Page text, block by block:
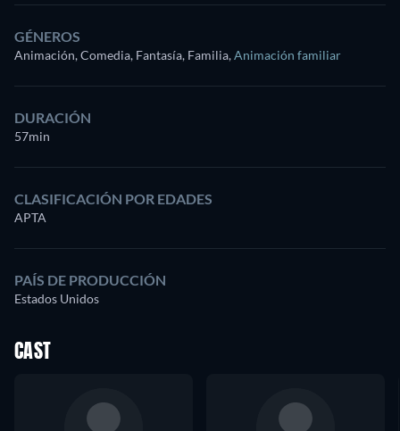
GÉNEROS
Animación, Comedia, Fantasía, Familia,Animación familiar
DURACIÓN
57min
CLASIFICACIÓN POR EDADES
APTA
PAÍS DE PRODUCCIÓN
Estados Unidos
CAST